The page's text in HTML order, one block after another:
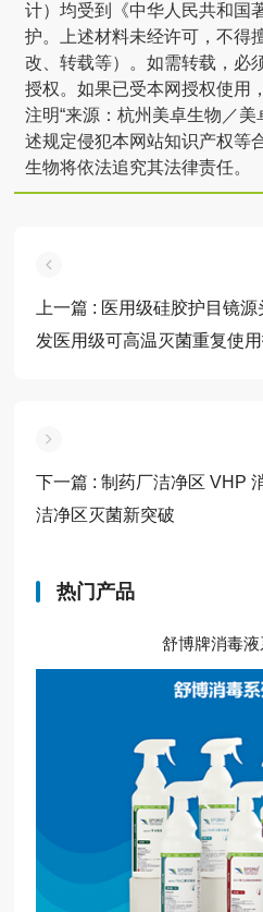
计）均受到《中华人民共和国
护。上述材料未经许可，不得
改、转载等）。如需转载，必
授权。如果已受本网授权使用
注明“来源：杭州美卓生物／美
述规定侵犯本网站知识产权等
生物将依法追究其法律责任。
上一篇 : 医用级硅胶护目镜
发医用级可高温灭菌重复使
下一篇 : 制药厂洁净区 VHP
洁净区灭菌新突破
热门产品
舒博牌消毒